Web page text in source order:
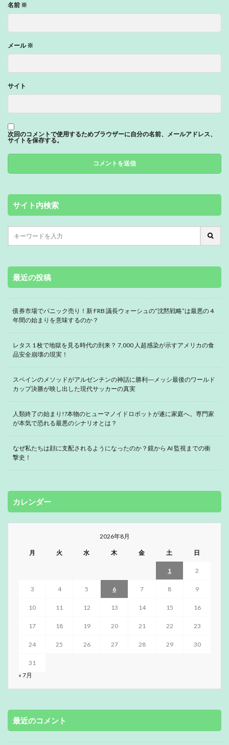
名前 ※
メール※
サイト
次回のコメントで使用するためブラウザーに自分の名前、メールアドレス、
サイトを保存する。
サイト内検索
最近の投稿
債券市場でパニック売り！新 FRB 議長ウォーシュの“沈黙戦略”は最悪の 4
年間の始まりを意味するのか？
レタス 1 枚で地獄を見る時代の到来？ 7,000 人超感染が示すアメリカの食
品安全崩壊の現実！
スペインのメソッドがアルゼンチンの神話に勝利―メッシ最後のワールド
カップ決勝が映し出した現代サッカーの真実
人類終了の始まり!?本物のヒューマノイドロボットが遂に家庭へ。専門家
が本気で恐れる最悪のシナリオとは？
なぜ私たちは顔に支配されるようになったのか？鏡から AI 監視までの衝
撃史！
カレンダー
2026年8月
月 火 水 木 金 土 日
1 2
3 4 5 6 7 8 9
10 11 12 13 14 15 16
17 18 19 20 21 22 23
24 25 26 27 28 29 30
31
« 7月
最近のコメント